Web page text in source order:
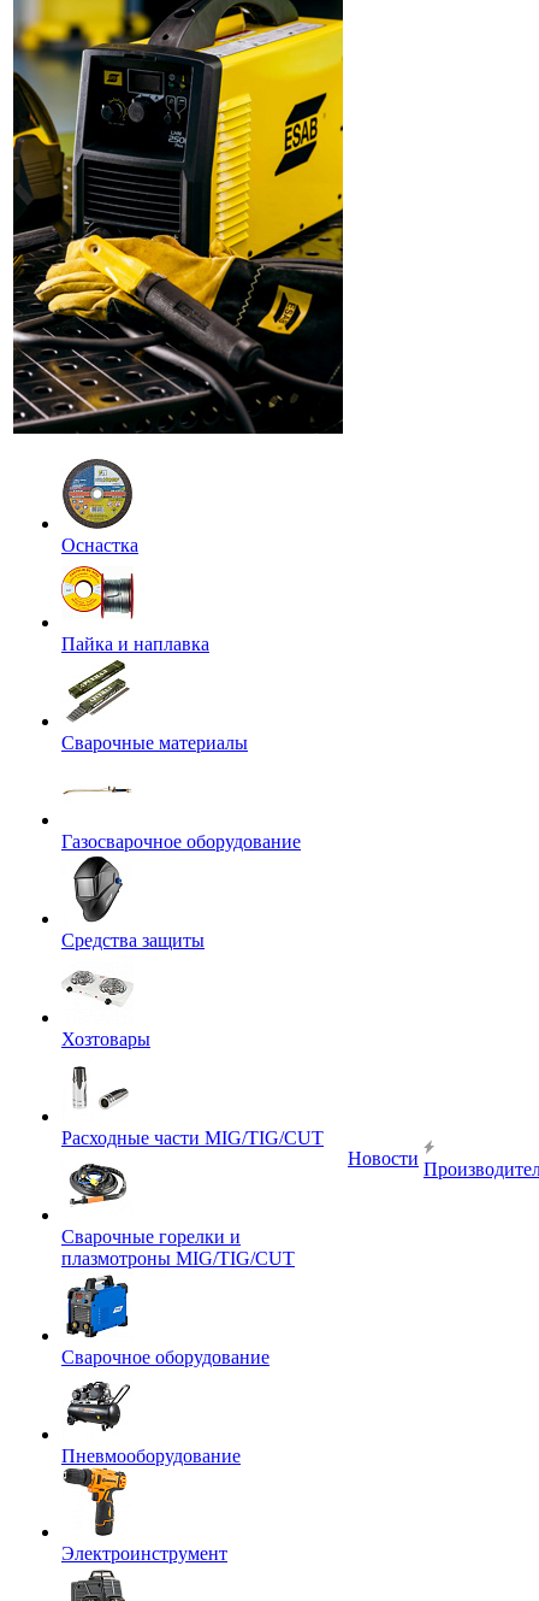
Оснастка
Пайка и наплавка
Сварочные материалы
Газосварочное оборудование
Средства защиты
Хозтовары
Расходные части MIG/TIG/CUT
Сварочные горелки и
плазмотроны MIG/TIG/CUT
Сварочное оборудование
Пневмооборудование
Электроинструмент
Новости